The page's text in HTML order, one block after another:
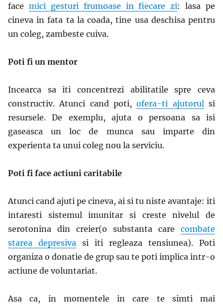
face mici gesturi frumoase in fiecare zi: lasa pe
cineva in fata ta la coada, tine usa deschisa pentru
un coleg, zambeste cuiva.
Poti fi un mentor
Incearca sa iti concentrezi abilitatile spre ceva
constructiv. Atunci cand poti,ofera-ti ajutorul si
resursele. De exemplu, ajuta o persoana sa isi
gaseasca un loc de munca sau imparte din
experienta ta unui coleg nou la serviciu.
Poti fi face actiuni caritabile
Atunci cand ajuti pe cineva, ai si tu niste avantaje: iti
intaresti sistemul imunitar si creste nivelul de
serotonina din creier(o substanta care combate
starea depresiva si iti regleaza tensiunea). Poti
organiza o donatie de grup sau te poti implica intr-o
actiune de voluntariat.
Asa ca, in momentele in care te simti mai